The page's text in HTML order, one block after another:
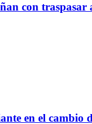
con
en el cambio